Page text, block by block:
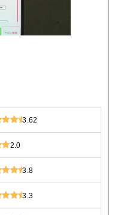
3.62
2.0
3.8
3.3